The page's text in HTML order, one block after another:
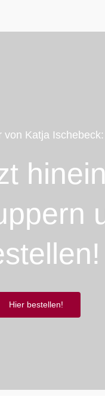
von Katja Ischebeck:
Hier bestellen!